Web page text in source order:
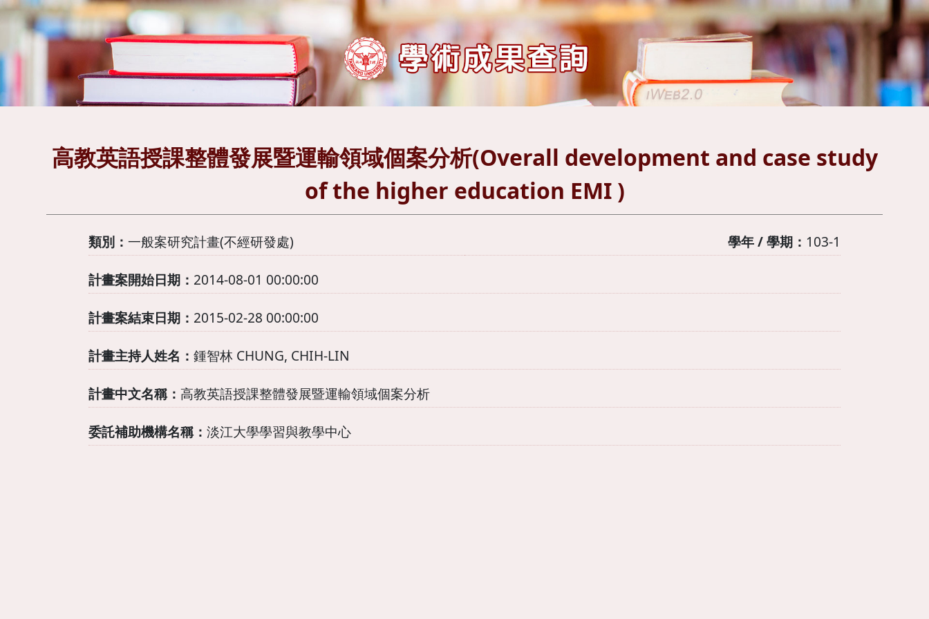
高教英語授課整體發展暨運輸領域個案分析(Overall development and case study
of the higher education EMI )
類別： 一般案研究計畫(不經研發處) 學年 / 學期： 103-1
計畫案開始日期： 2014-08-01 00:00:00
計畫案結束日期： 2015-02-28 00:00:00
計畫主持人姓名： 鍾智林 CHUNG, CHIH-LIN
計畫中文名稱： 高教英語授課整體發展暨運輸領域個案分析
委託補助機構名稱： 淡江大學學習與教學中心